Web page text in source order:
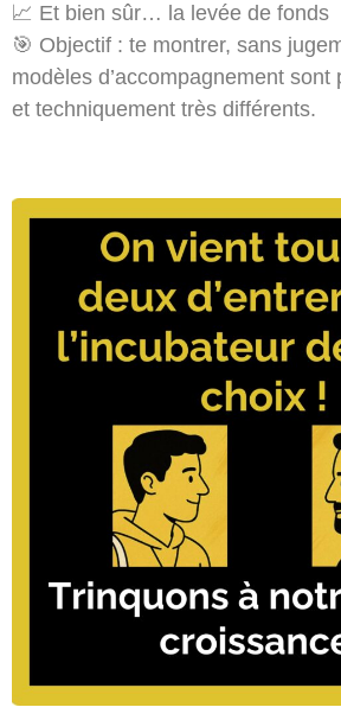
📈 Et bien sûr… la levée de fonds
🎯 Objectif : te montrer, sans
modèles d’accompagnement
et techniquement très différents.